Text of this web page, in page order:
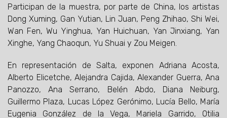
Participan de la muestra, por parte de China, los artistas
Dong Xuming, Gan Yutian, Lin Juan, Peng Zhihao, Shi Wei,
Wan Fen, Wu Yinghua, Yan Huichuan, Yan Jinxiang, Yan
Xinghe, Yang Chaoqun, Yu Shuai y Zou Meigen.
En representación de Salta, exponen Adriana Acosta,
Alberto Elicetche, Alejandra Cajida, Alexander Guerra, Ana
Panozzo, Ana Serrano, Belén Abdo, Diana Neiburg,
Guillermo Plaza, Lucas López Gerónimo, Lucía Bello, María
Eugenia González de la Vega, Mariela Garrido, Otilia